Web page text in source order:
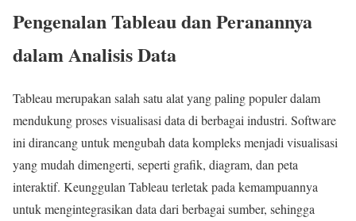
Pengenalan Tableau dan Peranannya
dalam Analisis Data
Tableau merupakan salah satu alat yang paling populer dalam
mendukung proses visualisasi data di berbagai industri. Software
ini dirancang untuk mengubah data kompleks menjadi visualisasi
yang mudah dimengerti, seperti grafik, diagram, dan peta
interaktif. Keunggulan Tableau terletak pada kemampuannya
untuk mengintegrasikan data dari berbagai sumber, sehingga